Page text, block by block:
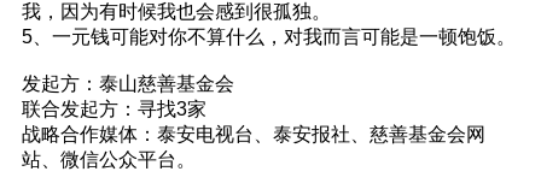
我，因为有时候我也会感到很孤独。
5、一元钱可能对你不算什么，对我而言可能是一顿饱饭。
发起方：泰山慈善基金会
联合发起方：寻找3家
战略合作媒体：泰安电视台、泰安报社、慈善基金会网
站、微信公众平台。